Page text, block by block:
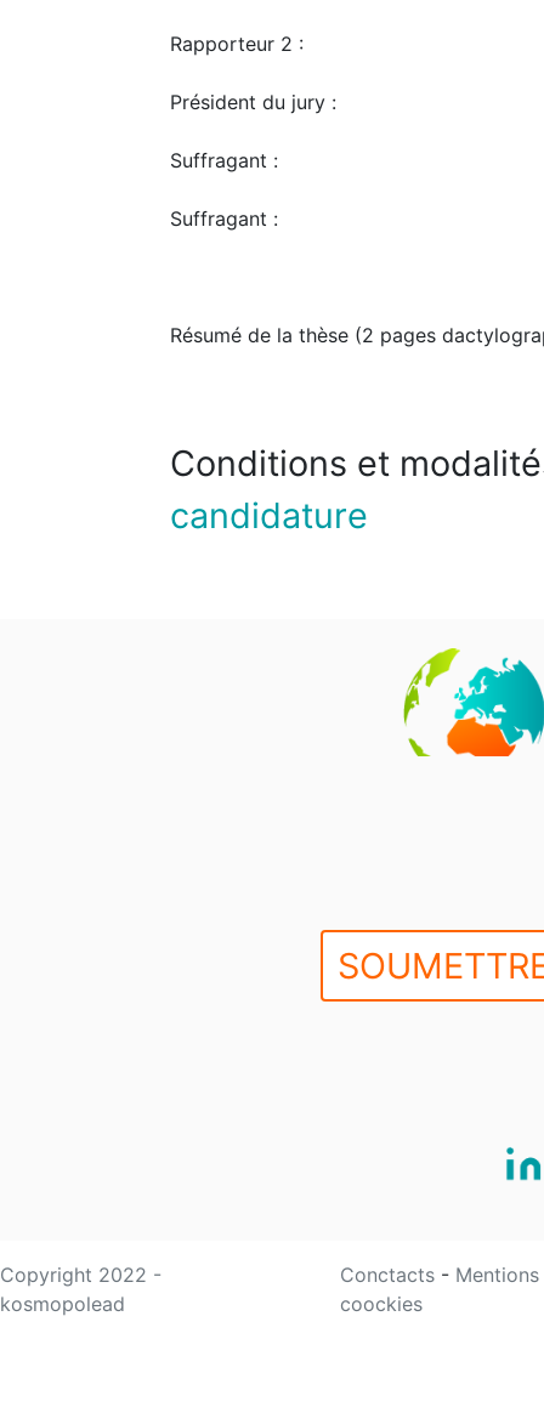
Rapporteur 2 :
Président du jury :
Suffragant :
Suffragant :
Résumé de la thèse (2 pages
Conditions et
candidature
Copyright 2022 -
kosmopolead
Conctacts -
coockies